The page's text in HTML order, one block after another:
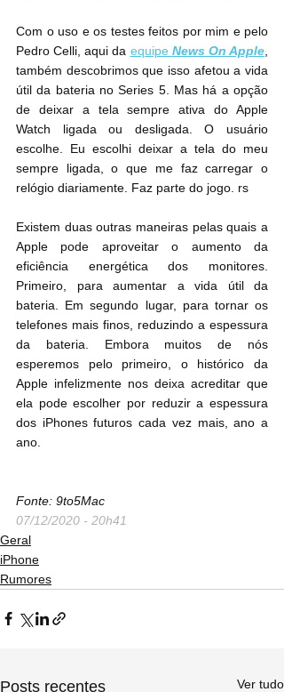
Com o uso e os testes feitos por mim e pelo
Pedro Celli, aqui da equipe News On Apple
também descobrimos que isso afetou a vida
útil da bateria no Series 5. Mas há a opção
de deixar a tela sempre ativa do Apple
Watch ligada ou desligada. O usuário
escolhe. Eu escolhi deixar a tela do meu
sempre ligada, o que me faz carregar o
relógio diariamente. Faz parte do jogo. rs
Existem duas outras maneiras pelas quais a
Apple pode aproveitar o aumento da
eficiência energética dos monitores.
Primeiro, para aumentar a vida útil da
bateria. Em segundo lugar, para tornar os
telefones mais finos, reduzindo a espessura
da bateria. Embora muitos de nós
esperemos pelo primeiro, o histórico da
Apple infelizmente nos deixa acreditar que
ela pode escolher por reduzir a espessura
dos iPhones futuros cada vez mais, ano a
ano.
Fonte: 9to5Mac
07/12/2020 - 20h41
Geral
iPhone
Rumores
Posts recentes Ver tudo